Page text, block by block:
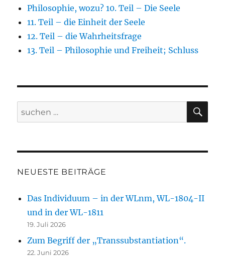
Philosophie, wozu? 10. Teil – Die Seele
11. Teil – die Einheit der Seele
12. Teil – die Wahrheitsfrage
13. Teil – Philosophie und Freiheit; Schluss
Suche
nach:
NEUESTE BEITRÄGE
Das Individuum – in der WLnm, WL-1804-II
und in der WL-1811
19. Juli 2026
Zum Begriff der „Transsubstantiation“.
22. Juni 2026